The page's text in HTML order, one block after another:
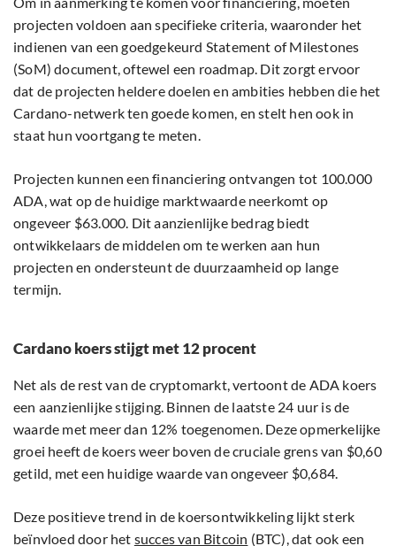
projecten voldoen aan specifieke criteria, waaronder het
indienen van een goedgekeurd Statement of Milestones
(SoM) document, oftewel een roadmap. Dit zorgt ervoor
dat de projecten heldere doelen en ambities hebben die het
Cardano-netwerk ten goede komen, en stelt hen ook in
staat hun voortgang te meten.
Projecten kunnen een financiering ontvangen tot 100.000
ADA, wat op de huidige marktwaarde neerkomt op
ongeveer $63.000. Dit aanzienlijke bedrag biedt
ontwikkelaars de middelen om te werken aan hun
projecten en ondersteunt de duurzaamheid op lange
termijn.
Cardano koers stijgt met 12 procent
Net als de rest van de cryptomarkt, vertoont de ADA koers
een aanzienlijke stijging. Binnen de laatste 24 uur is de
waarde met meer dan 12% toegenomen. Deze opmerkelijke
groei heeft de koers weer boven de cruciale grens van $0,60
getild, met een huidige waarde van ongeveer $0,684.
Deze positieve trend in de koersontwikkeling lijkt sterk
beïnvloed door het succes van Bitcoin (BTC), dat ook een